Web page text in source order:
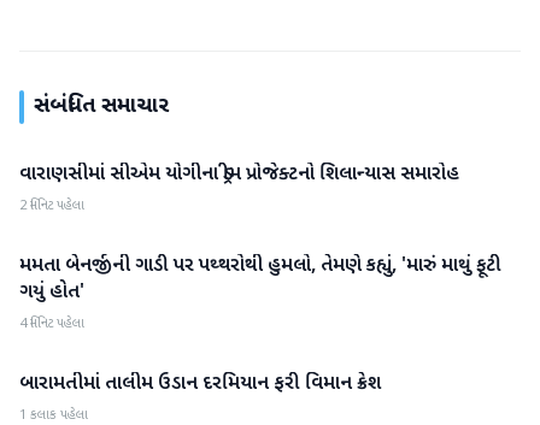
સંબંધિત સમાચાર
રાષ્ટ્રીય
વારાણસીમાં સીએમ યોગીના ડ્રીમ પ્રોજેક્ટનો શિલાન્યાસ સમારોહ
2 મિનિટ પહેલા
રાષ્ટ્રીય
મમતા બેનર્જીની ગાડી પર પથ્થરોથી હુમલો, તેમણે કહ્યું, 'મારું માથું ફૂટી
ગયું હોત'
4 મિનિટ પહેલા
રાષ્ટ્રીય
બારામતીમાં તાલીમ ઉડાન દરમિયાન ફરી વિમાન ક્રેશ
1 કલાક પહેલા